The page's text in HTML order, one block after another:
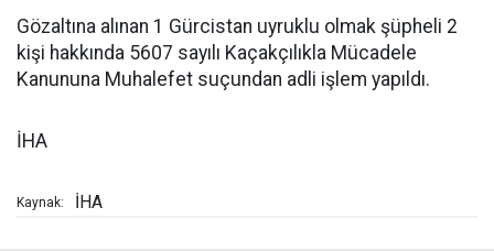
Gözaltına alınan 1 Gürcistan uyruklu olmak şüpheli 2
kişi hakkında 5607 sayılı Kaçakçılıkla Mücadele
Kanununa Muhalefet suçundan adli işlem yapıldı.
İHA
Kaynak: İHA